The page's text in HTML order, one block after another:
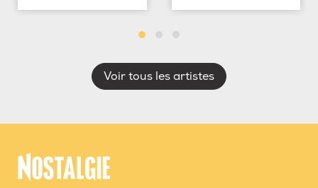
Voir tous les artistes